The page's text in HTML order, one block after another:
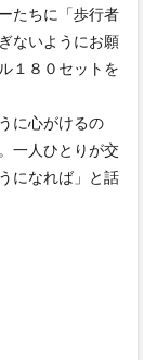
たちに「歩行者
ないようにお願
１８０セットを
に心がけるの
一人ひとりが交
になれば」と話